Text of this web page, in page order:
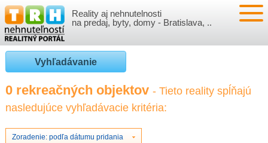
Reality aj nehnutelnosti
na predaj, byty, domy - Bratislava, ..
NEHNUTEĽNOSTI
BYTY
NOVOSTAVBY
NEBYTOVÉ PRIESTORY
VLOŽIŤ NEHNUTEĽNOSTI
PRIHLÁSENIE
REGISTRÁCIA
VÝVOJ CIEN REALÍT
ČLÁNKY O REALITÁCH
Vyhľadávanie
0 rekreačných objektov - Tieto reality spĺňajú
nasledujúce vyhľadávacie kritéria:
Zoradenie: podľa dátumu pridania